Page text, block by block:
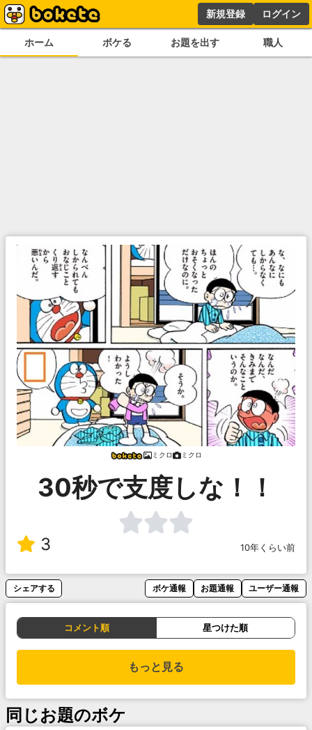
新規登録 ログイン
ホーム ボケる お題を出す 職人
ミクロ ミクロ
30秒で支度しな！！
3 10年くらい前
シェアする ボケ通報 お題通報 ユーザー通報
コメント順 星つけた順
もっと見る
同じお題のボケ